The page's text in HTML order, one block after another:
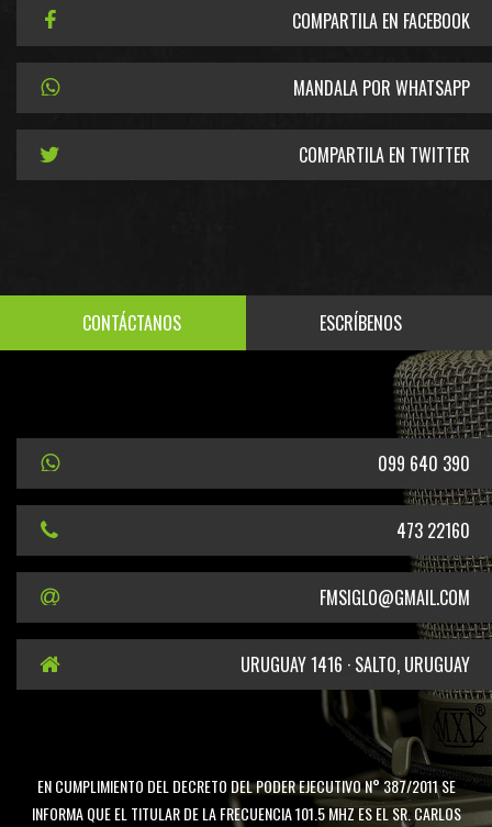
COMPARTILA EN FACEBOOK
MANDALA POR WHATSAPP
COMPARTILA EN TWITTER
CONTÁCTANOS ESCRÍBENOS
099 640 390
473 22160
FMSIGLO@GMAIL.COM
URUGUAY 1416 · SALTO, URUGUAY
EN CUMPLIMIENTO DEL DECRETO DEL PODER EJECUTIVO N° 387/2011 SE
INFORMA QUE EL TITULAR DE LA FRECUENCIA 101.5 MHZ ES EL SR. CARLOS